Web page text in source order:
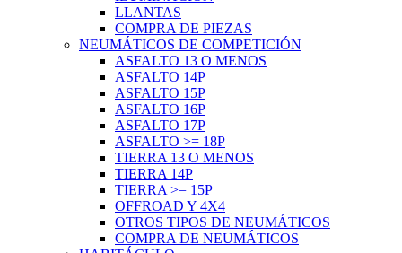
LLANTAS
COMPRA DE PIEZAS
NEUMÁTICOS DE COMPETICIÓN
ASFALTO 13 O MENOS
ASFALTO 14P
ASFALTO 15P
ASFALTO 16P
ASFALTO 17P
ASFALTO >= 18P
TIERRA 13 O MENOS
TIERRA 14P
TIERRA >= 15P
OFFROAD Y 4X4
OTROS TIPOS DE NEUMÁTICOS
COMPRA DE NEUMÁTICOS